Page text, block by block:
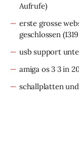
Aufrufe)
erste grosse
geschlossen
usb support
amiga os 3 3 in
schallplatten